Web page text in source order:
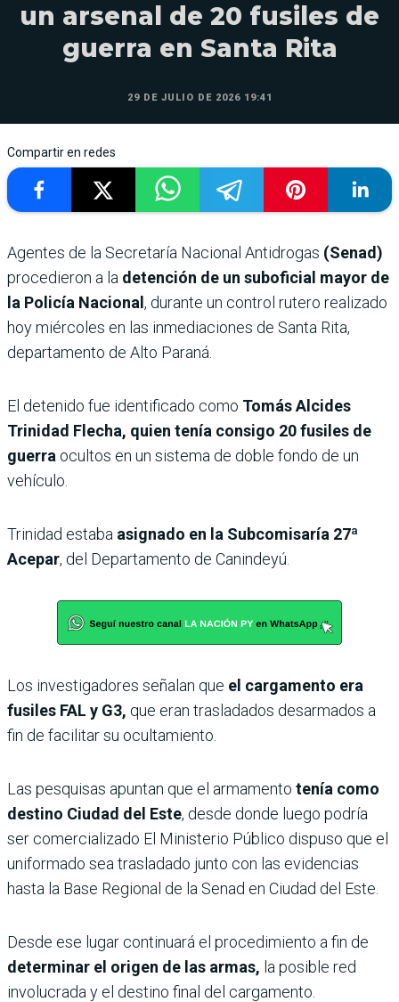
un arsenal de 20 fusiles de
guerra en Santa Rita
29 DE JULIO DE 2026 19:41
Compartir en redes
Agentes de la Secretaría Nacional Antidrogas (Senad)
procedieron a la detención de un suboficial mayor de
la Policía Nacional, durante un control rutero realizado
hoy miércoles en las inmediaciones de Santa Rita,
departamento de Alto Paraná.
El detenido fue identificado como Tomás Alcides
Trinidad Flecha, quien tenía consigo 20 fusiles de
guerra ocultos en un sistema de doble fondo de un
vehículo.
Trinidad estaba asignado en la Subcomisaría 27ª
Acepar, del Departamento de Canindeyú.
Los investigadores señalan que el cargamento era
fusiles FAL y G3, que eran trasladados desarmados a
fin de facilitar su ocultamiento.
Las pesquisas apuntan que el armamento tenía como
destino Ciudad del Este, desde donde luego podría
ser comercializado El Ministerio Público dispuso que el
uniformado sea trasladado junto con las evidencias
hasta la Base Regional de la Senad en Ciudad del Este.
Desde ese lugar continuará el procedimiento a fin de
determinar el origen de las armas, la posible red
involucrada y el destino final del cargamento.